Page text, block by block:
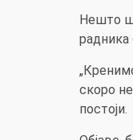
Нешто
радника
скоро
постоји.